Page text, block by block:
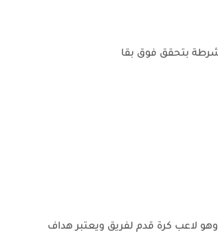
بتحقق فوق بقا
أحمر وعنده نمش بسيط، عيونه بنية جذابة. عمره ٢٣سنة، وهو لاعب كرة قدم لفريق ويعتبر هداف